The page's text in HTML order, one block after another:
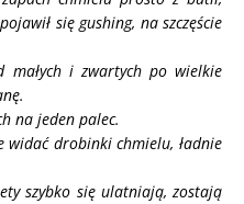
się gushing, na szczęście
i zwartych po wielkie
na jeden palec.
widać drobinki chmielu, ładnie
szybko się ulatniają, zostają